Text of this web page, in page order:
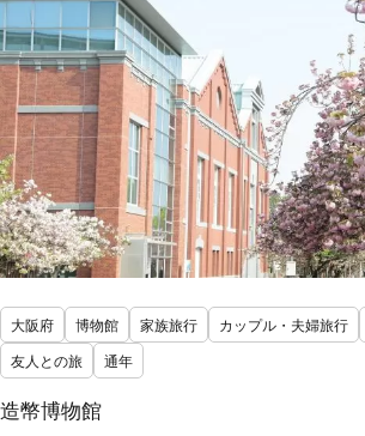
大阪府 博物館 家族旅行 カップル・夫婦旅行
友人との旅
通年
造幣博物館